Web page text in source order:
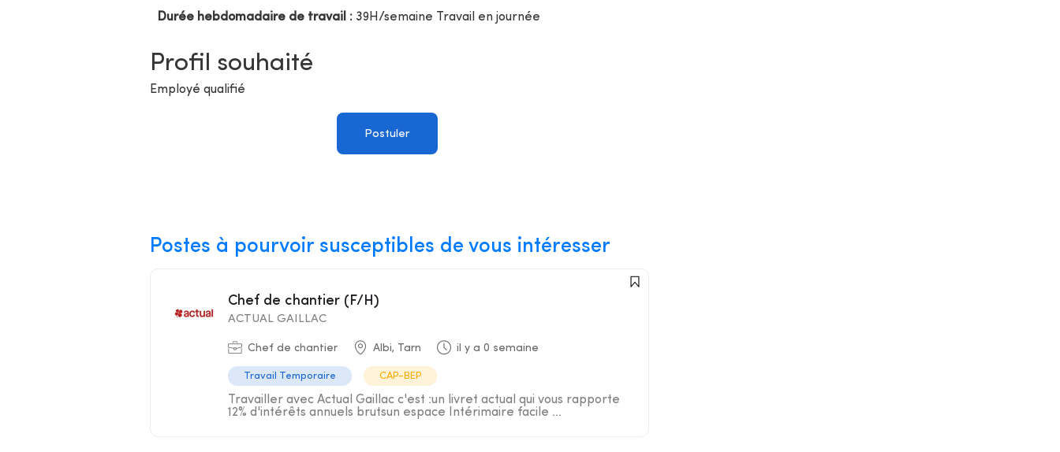
Durée hebdomadaire de travail :39H/semaine Travail en journée
Profil souhaité
Employé qualifié
Postuler
Postes à pourvoir susceptibles de vous intéresser
Chef de chantier (F/H)
ACTUAL GAILLAC
Chef de chantier Albi, Tarn il y a 0 semaine
Travail Temporaire CAP-BEP
Travailler avec Actual Gaillac c'est :un livret actual qui vous rapporte
12% d'intérêts annuels brutsun espace Intérimaire facile ...